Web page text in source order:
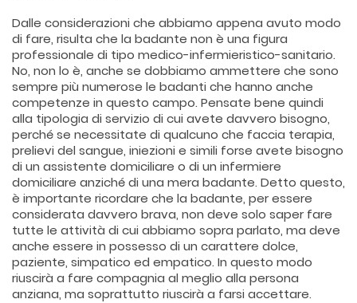
Dalle considerazioni che abbiamo appena avuto modo
di fare, risulta che la badante non è una figura
professionale di tipo medico-infermieristico-sanitario.
No, non lo è, anche se dobbiamo ammettere che sono
sempre più numerose le badanti che hanno anche
competenze in questo campo. Pensate bene quindi
alla tipologia di servizio di cui avete davvero bisogno,
perché se necessitate di qualcuno che faccia terapia,
prelievi del sangue, iniezioni e simili forse avete bisogno
di un assistente domiciliare o di un infermiere
domiciliare anziché di una mera badante. Detto questo,
è importante ricordare che la badante, per essere
considerata davvero brava, non deve solo saper fare
tutte le attività di cui abbiamo sopra parlato, ma deve
anche essere in possesso di un carattere dolce,
paziente, simpatico ed empatico. In questo modo
riuscirà a fare compagnia al meglio alla persona
anziana, ma soprattutto riuscirà a farsi accettare.